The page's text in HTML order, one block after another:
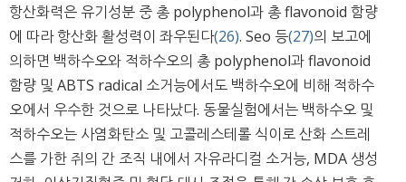
항산화력은 유기성분 중 총 polyphenol과 총 flavonoid 함량
에 따라 항산화 활성력이 좌우된다(26). Seo 등(27)의 보고에
의하면 백하수오와 적하수오의 총 polyphenol과 flavonoid
함량 및 ABTS radical 소거능에서도 백하수오에 비해 적하수
오에서 우수한 것으로 나타났다. 동물실험에서는 백하수오 및
적하수오는 사염화탄소 및 고콜레스테롤 식이로 산화 스트레
스를 가한 쥐의 간 조직 내에서 자유라디컬 소거능, MDA 생성